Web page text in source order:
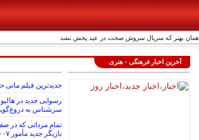
همان بهتر که سریال سروش صحت در عید پخش نشد
آخرین اخبار فرهنگی - هنری
جدیدترین فیلم مانی
رسوایی جدید در
سرشناس به
تمام مردانی که در
بازیگر جدید مأمور ۰۰۷ تا پایان سال معرفی خواهد شد